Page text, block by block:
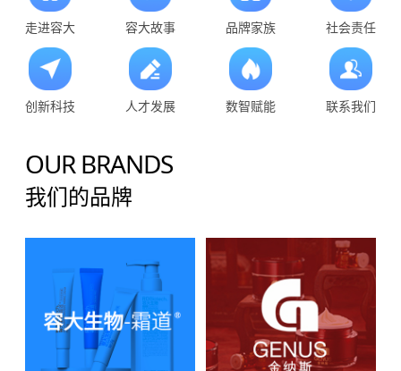
走进容大 容大故事 品牌家族 社会责任
创新科技 人才发展 数智赋能 联系我们
OUR BRANDS
我们的品牌